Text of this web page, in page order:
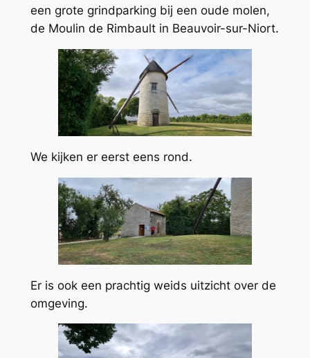
een grote grindparking bij een oude molen,
de Moulin de Rimbault in Beauvoir-sur-Niort.
We kijken er eerst eens rond.
Er is ook een prachtig weids uitzicht over de
omgeving.